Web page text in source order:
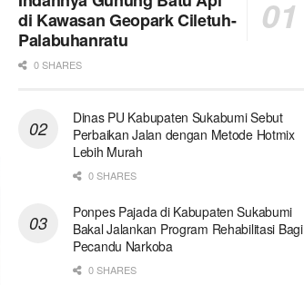
di Kawasan Geopark Ciletuh-
Palabuhanratu
0 SHARES
Dinas PU Kabupaten Sukabumi Sebut
Perbaikan Jalan dengan Metode Hotmix
Lebih Murah
0 SHARES
Ponpes Pajada di Kabupaten Sukabumi
Bakal Jalankan Program Rehabilitasi Bagi
Pecandu Narkoba
0 SHARES